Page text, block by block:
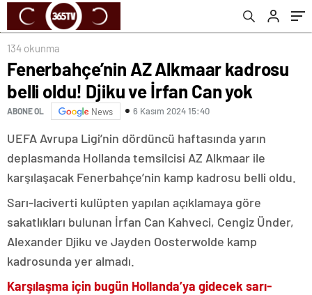
134 okunma
Fenerbahçe’nin AZ Alkmaar kadrosu
belli oldu! Djiku ve İrfan Can yok
ABONE OL News 6 Kasım 2024 15:40
UEFA Avrupa Ligi’nin dördüncü haftasında yarın
deplasmanda Hollanda temsilcisi AZ Alkmaar ile
karşılaşacak Fenerbahçe’nin kamp kadrosu belli oldu.
Sarı-laciverti kulüpten yapılan açıklamaya göre
sakatlıkları bulunan İrfan Can Kahveci, Cengiz Ünder,
Alexander Djiku ve Jayden Oosterwolde kamp
kadrosunda yer almadı.
Karşılaşma için bugün Hollanda’ya gidecek sarı-